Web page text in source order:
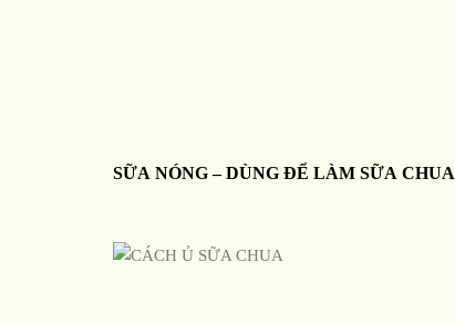
SỮA NÓNG – DÙNG ĐỂ LÀM SỮA CHUA